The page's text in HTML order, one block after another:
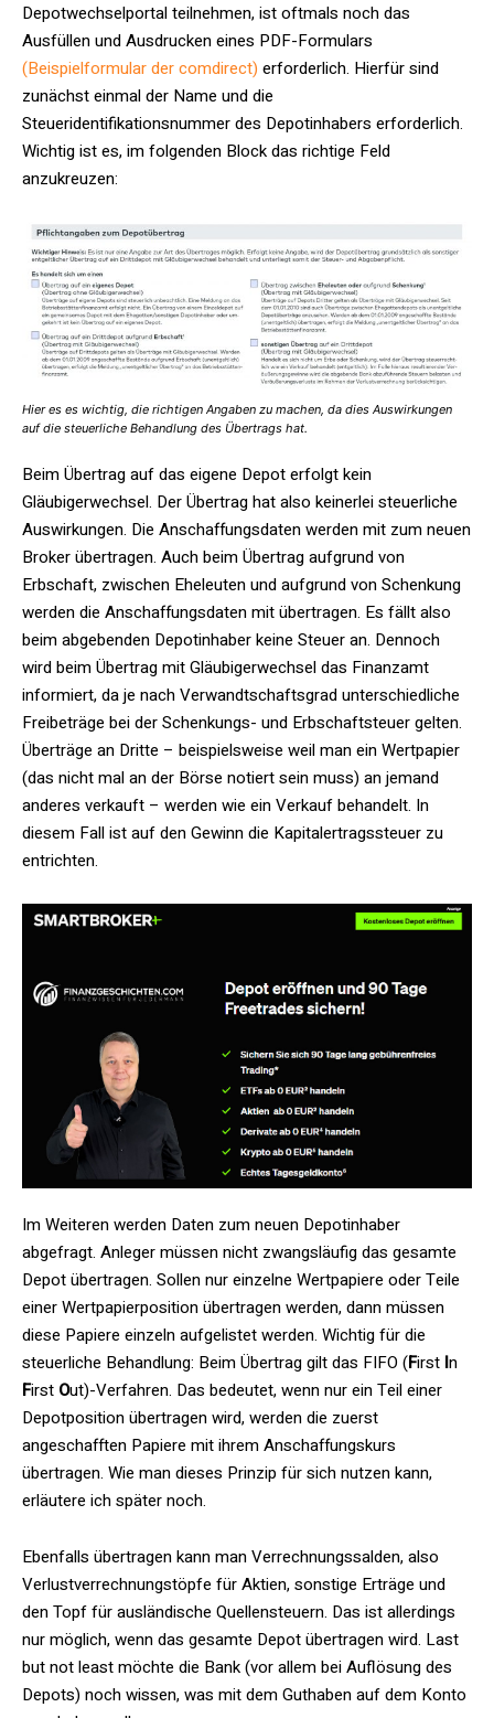
Depotwechselportal teilnehmen, ist oftmals noch das
Ausfüllen und Ausdrucken eines PDF-Formulars
(Beispielformular der comdirect) erforderlich. Hierfür sind
zunächst einmal der Name und die
Steueridentifikationsnummer des Depotinhabers erforderlich.
Wichtig ist es, im folgenden Block das richtige Feld
anzukreuzen:
Hier es es wichtig, die richtigen Angaben zu machen, da dies Auswirkungen
auf die steuerliche Behandlung des Übertrags hat.
Beim Übertrag auf das eigene Depot erfolgt kein
Gläubigerwechsel. Der Übertrag hat also keinerlei steuerliche
Auswirkungen. Die Anschaffungsdaten werden mit zum neuen
Broker übertragen. Auch beim Übertrag aufgrund von
Erbschaft, zwischen Eheleuten und aufgrund von Schenkung
werden die Anschaffungsdaten mit übertragen. Es fällt also
beim abgebenden Depotinhaber keine Steuer an. Dennoch
wird beim Übertrag mit Gläubigerwechsel das Finanzamt
informiert, da je nach Verwandtschaftsgrad unterschiedliche
Freibeträge bei der Schenkungs- und Erbschaftsteuer gelten.
Überträge an Dritte – beispielsweise weil man ein Wertpapier
(das nicht mal an der Börse notiert sein muss) an jemand
anderes verkauft – werden wie ein Verkauf behandelt. In
diesem Fall ist auf den Gewinn die Kapitalertragssteuer zu
entrichten.
Im Weiteren werden Daten zum neuen Depotinhaber
abgefragt. Anleger müssen nicht zwangsläufig das gesamte
Depot übertragen. Sollen nur einzelne Wertpapiere oder Teile
einer Wertpapierposition übertragen werden, dann müssen
diese Papiere einzeln aufgelistet werden. Wichtig für die
steuerliche Behandlung: Beim Übertrag gilt das FIFO (First In
First Out)-Verfahren. Das bedeutet, wenn nur ein Teil einer
Depotposition übertragen wird, werden die zuerst
angeschafften Papiere mit ihrem Anschaffungskurs
übertragen. Wie man dieses Prinzip für sich nutzen kann,
erläutere ich später noch.
Ebenfalls übertragen kann man Verrechnungssalden, also
Verlustverrechnungstöpfe für Aktien, sonstige Erträge und
den Topf für ausländische Quellensteuern. Das ist allerdings
nur möglich, wenn das gesamte Depot übertragen wird. Last
but not least möchte die Bank (vor allem bei Auflösung des
Depots) noch wissen, was mit dem Guthaben auf dem Konto